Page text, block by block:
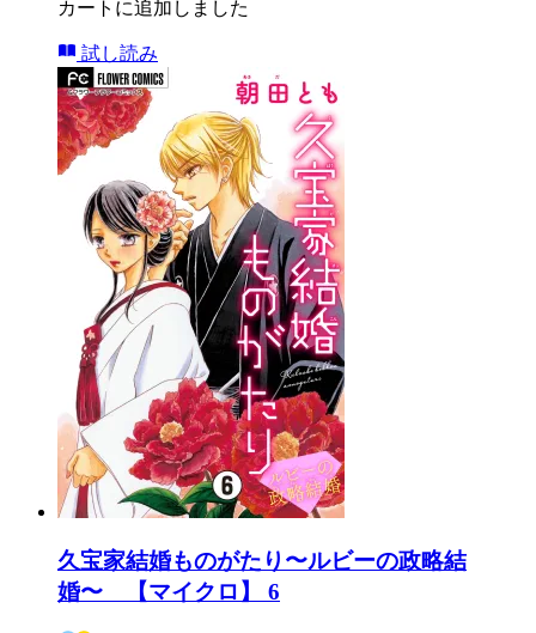
カートに追加しました
試し読み
久宝家結婚ものがたり〜ルビーの政略結
婚〜 【マイクロ】 6